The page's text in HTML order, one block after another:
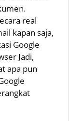
real
kapan saja,
Google
Jadi,
apa pun